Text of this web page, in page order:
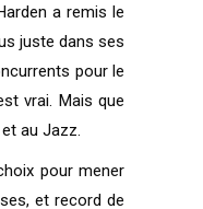
a remis le
juste dans ses
pour le
vrai. Mais que
au Jazz.
pour mener
et record de